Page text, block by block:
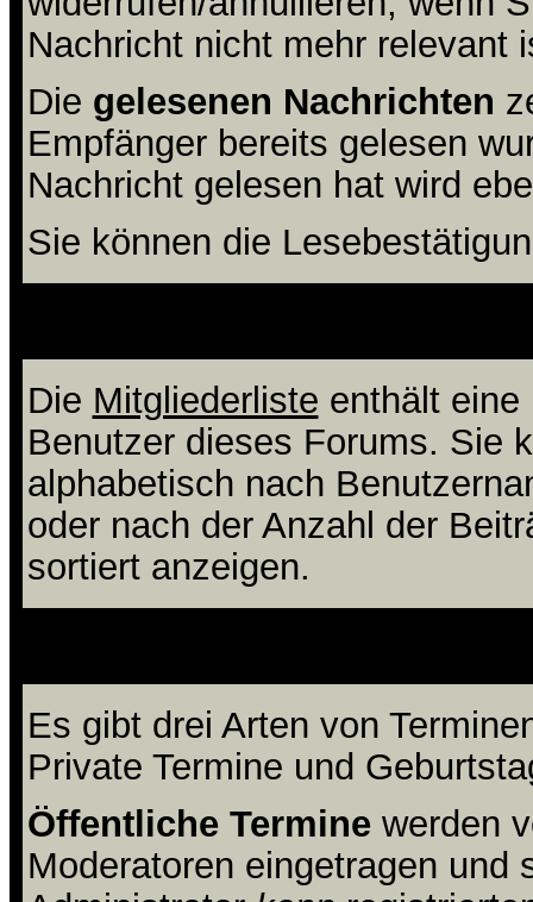
Nachricht nicht mehr relevant
Die gelesenen Nachrichten
Empfänger bereits gelesen
Nachricht gelesen hat wird
Sie können die
Die Mitgliederliste enthält eine
Benutzer dieses Forums. Sie
alphabetisch nach
oder nach der Anzahl der
sortiert anzeigen.
Es gibt drei Arten von
Private Termine und
Öffentliche Terminewerden
Moderatoren eingetragen und